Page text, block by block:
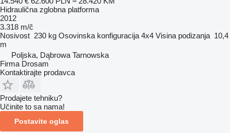
Hidraulična zglobna platforma
2012
3.318 m/č
Nosivost 230 kg Osovinska konfiguracija 4x4 Visina podizanja 10,4
m
Poljska, Dąbrowa Tarnowska
Firma Drosam
Kontaktirajte prodavca
Prodajete tehniku?
Učinite to sa nama!
Postavite oglas